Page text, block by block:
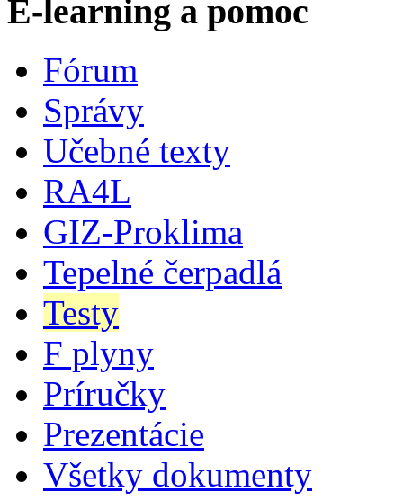
E-learning a pomoc
Fórum
Správy
Učebné texty
RA4L
GIZ-Proklima
Tepelné čerpadlá
Testy
F plyny
Príručky
Prezentácie
Všetky dokumenty